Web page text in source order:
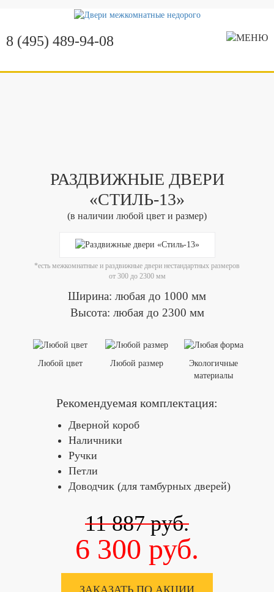
8 (495) 489-94-08
РАЗДВИЖНЫЕ ДВЕРИ
«СТИЛЬ-13»
(в наличии любой цвет и размер)
*есть межкомнатные и раздвижные двери нестандартных размеров
от 300 до 2300 мм
Ширина: любая до 1000 мм
Высота: любая до 2300 мм
Любой цвет Любой размер
Экологичные
материалы
Рекомендуемая комплектация:
Дверной короб
Наличники
Ручки
Петли
Доводчик (для тамбурных дверей)
11 887руб.
6 300 руб.
ЗАКАЗАТЬ ПО АКЦИИ